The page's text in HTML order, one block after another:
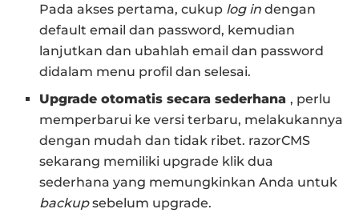
Pada akses pertama, cukup log in dengan
default email dan password, kemudian
lanjutkan dan ubahlah email dan password
didalam menu profil dan selesai.
Upgrade otomatis secara sederhana , perlu
memperbarui ke versi terbaru, melakukannya
dengan mudah dan tidak ribet. razorCMS
sekarang memiliki upgrade klik dua
sederhana yang memungkinkan Anda untuk
backupsebelum upgrade.